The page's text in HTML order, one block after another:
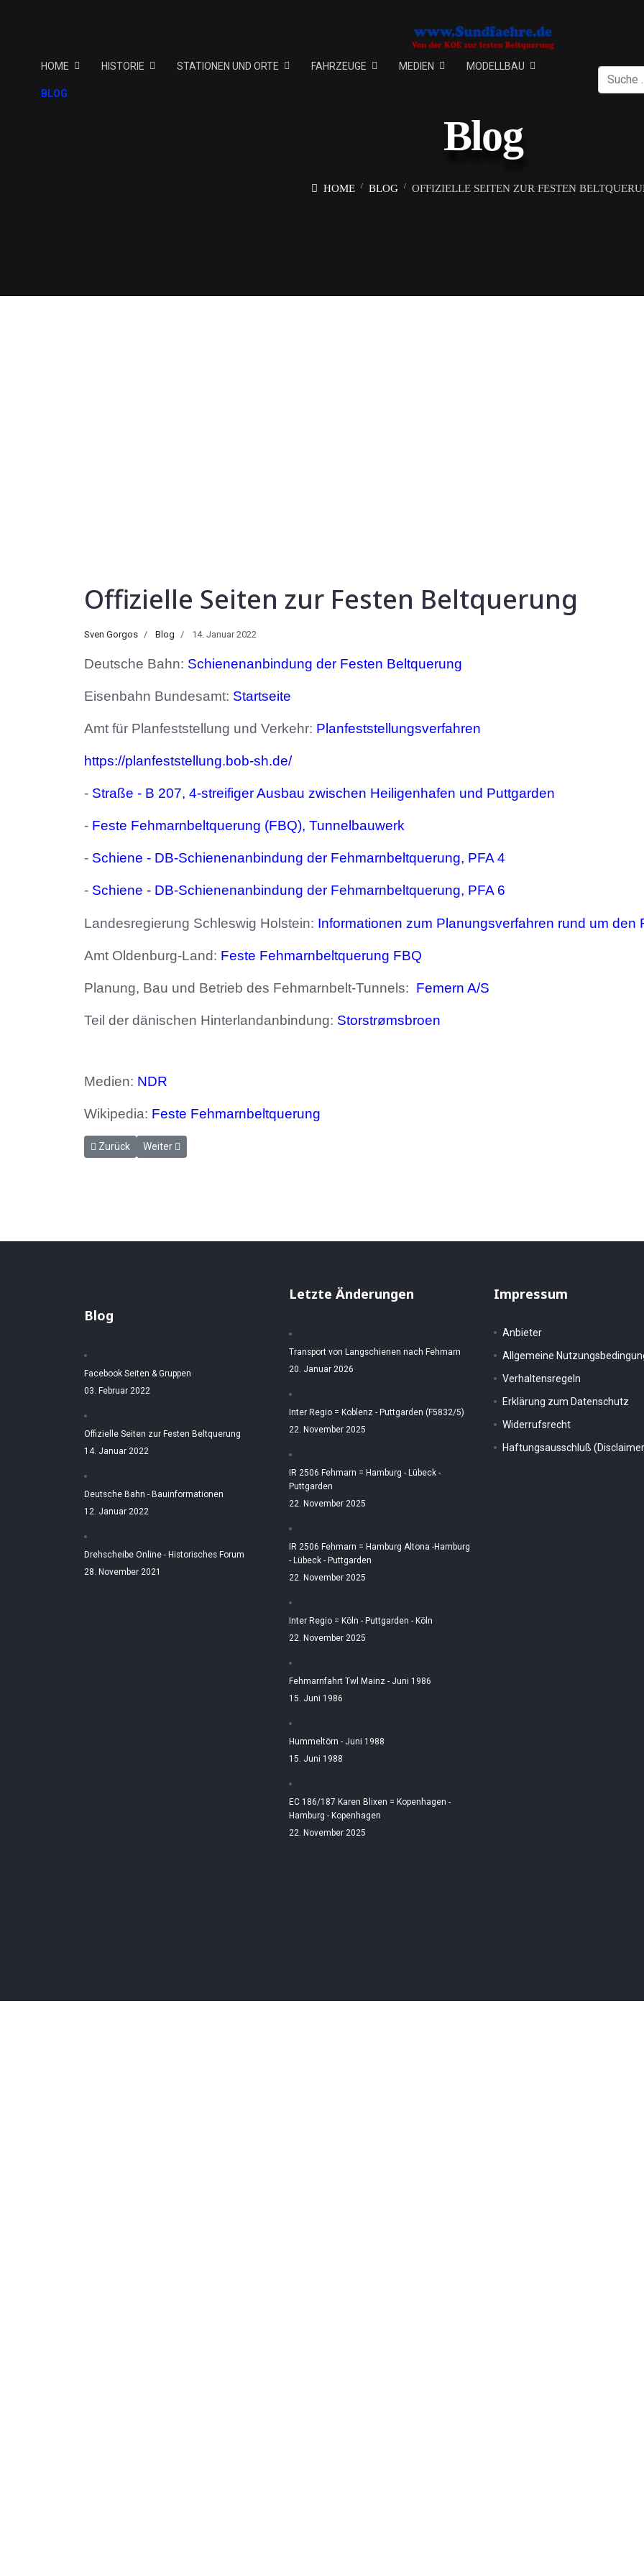
HOME HISTORIE STATIONEN UND ORTE FAHRZEUGE MEDIEN MODELLBAU
BLOG
Suchen
Blog
HOME BLOG OFFIZIELLE SEITEN ZUR FESTEN
Offizielle Seiten zur Festen Beltquerung
Sven Gorgos Blog 14. Januar 2022
Deutsche Bahn: Schienenanbindung der Festen Beltquerung
Eisenbahn Bundesamt: Startseite
Amt für Planfeststellung und Verkehr: Planfeststellungsverfahren
https://planfeststellung.bob-sh.de/
- Straße - B 207, 4-streifiger Ausbau zwischen Heiligenhafen und Puttgarden
- Feste Fehmarnbeltquerung (FBQ), Tunnelbauwerk
- Schiene - DB-Schienenanbindung der Fehmarnbeltquerung, PFA 4
- Schiene - DB-Schienenanbindung der Fehmarnbeltquerung, PFA 6
Landesregierung Schleswig Holstein: Informationen zum Planungsverfahren rund um den
Amt Oldenburg-Land: Feste Fehmarnbeltquerung FBQ
Planung, Bau und Betrieb des Fehmarnbelt-Tunnels: Femern A/S
Teil der dänischen Hinterlandanbindung: Storstrømsbroen
Medien: NDR
Wikipedia: Feste Fehmarnbeltquerung
Vorheriger Beitrag: Facebook Seiten & Gruppen
Zurück Nächster Beitrag: Deutsche Bahn - Bauinformationen
Weiter
Blog
Facebook Seiten & Gruppen
03. Februar 2022
Offizielle Seiten zur Festen Beltquerung
14. Januar 2022
Deutsche Bahn - Bauinformationen
12. Januar 2022
Drehscheibe Online - Historisches Forum
28. November 2021
Letzte Änderungen
Transport von Langschienen nach Fehmarn
20. Januar 2026
Inter Regio = Koblenz - Puttgarden (F5832/5)
22. November 2025
IR 2506 Fehmarn = Hamburg - Lübeck -
Puttgarden
22. November 2025
IR 2506 Fehmarn = Hamburg Altona -Hamburg
- Lübeck - Puttgarden
22. November 2025
Inter Regio = Köln - Puttgarden - Köln
22. November 2025
Fehmarnfahrt Twl Mainz - Juni 1986
15. Juni 1986
Hummeltörn - Juni 1988
15. Juni 1988
EC 186/187 Karen Blixen = Kopenhagen -
Hamburg - Kopenhagen
22. November 2025
Impressum
Anbieter
Allgemeine
Verhaltensregeln
Erklärung zum Datenschutz
Widerrufsrecht
Haftungsausschluß